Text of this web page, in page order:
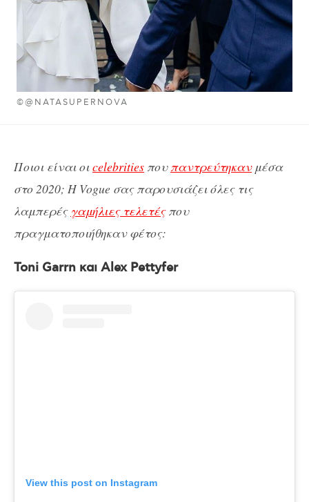
©@NATASUPERNOVA
Ποιοι είναι οιcelebrities πουπαντρεύτηκανμέσα
στο 2020; Η Vogue σας παρουσιάζει όλες τις
λαμπερές γαμήλιες τελετέςπου
πραγματοποιήθηκαν φέτος:
Toni Garrn και Alex Pettyfer
View this post on Instagram